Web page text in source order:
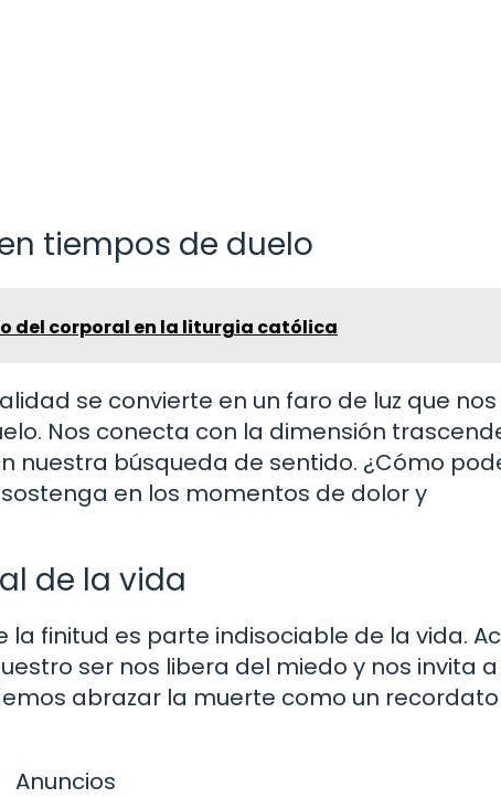
tiempos de duelo
del corporal en la liturgia católica
se convierte en un faro de luz que nos
Nos conecta con la dimensión
nuestra búsqueda de sentido. ¿Cómo
en los momentos de dolor y
de la vida
la finitud es parte indisociable de la vida.
ser nos libera del miedo y nos invita a
abrazar la muerte como un
Anuncios